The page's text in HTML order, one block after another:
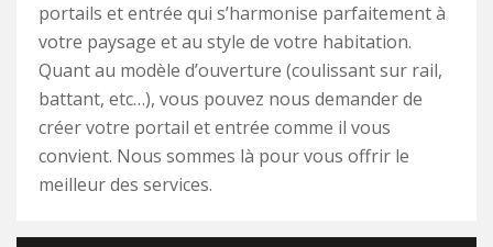
portails et entrée qui s’harmonise parfaitement à
votre paysage et au style de votre habitation.
Quant au modèle d’ouverture (coulissant sur rail,
battant, etc…), vous pouvez nous demander de
créer votre portail et entrée comme il vous
convient. Nous sommes là pour vous offrir le
meilleur des services.